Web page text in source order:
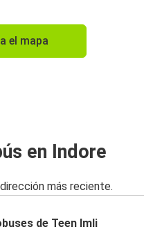
el mapa
en Indore
más reciente.
de Teen Imli